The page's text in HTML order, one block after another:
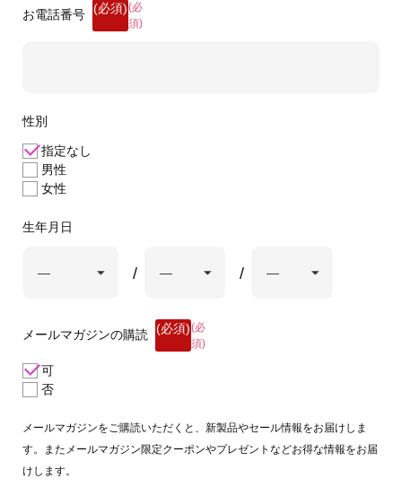
お電話番号
(必
須)
性別
指定なし
男性
女性
生年月日
メールマガジンの購読
(必
須)
可
否
メールマガジンをご購読いただくと、新製品やセール情報をお届けしま
す。またメールマガジン限定クーポンやプレゼントなどお得な情報をお届
けします。